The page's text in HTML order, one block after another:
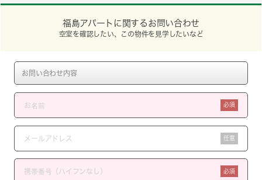
福島アパートに関するお問い合わせ
空室を確認したい、この物件を見学したいなど
必須
任意
必須